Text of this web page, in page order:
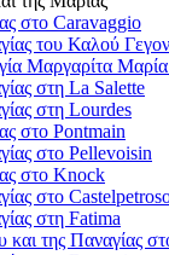
στο Caravaggio
του Καλού
Μαργαρίτα
στη La Salette
στη Lourdes
στο Pontmain
στο Pellevoisin
στο Knock
στο
στη Fatima
και της Παναγίας